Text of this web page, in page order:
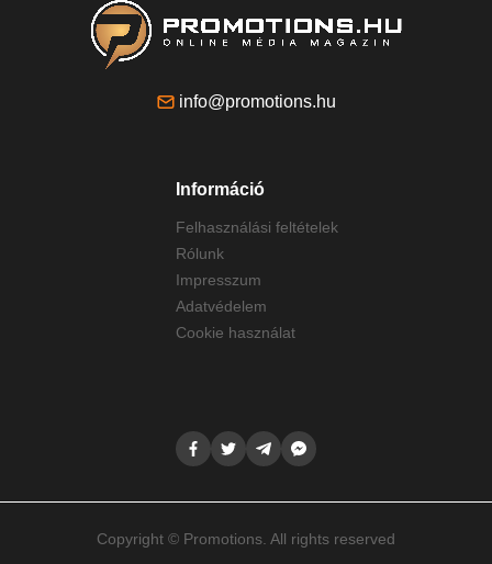
info@promotions.hu
Információ
Felhasználási feltételek
Rólunk
Impresszum
Adatvédelem
Cookie használat
Copyright © Promotions. All rights reserved